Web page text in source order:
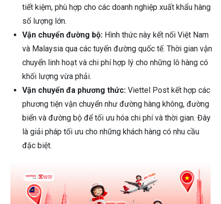
tiết kiệm, phù hợp cho các doanh nghiệp xuất khẩu hàng
số lượng lớn.
Vận chuyển đường bộ: Hình thức này kết nối Việt Nam
và Malaysia qua các tuyến đường quốc tế. Thời gian vận
chuyển linh hoạt và chi phí hợp lý cho những lô hàng có
khối lượng vừa phải.
Vận chuyển đa phương thức: Viettel Post kết hợp các
phương tiện vận chuyển như đường hàng không, đường
biển và đường bộ để tối ưu hóa chi phí và thời gian. Đây
là giải pháp tối ưu cho những khách hàng có nhu cầu
đặc biệt.